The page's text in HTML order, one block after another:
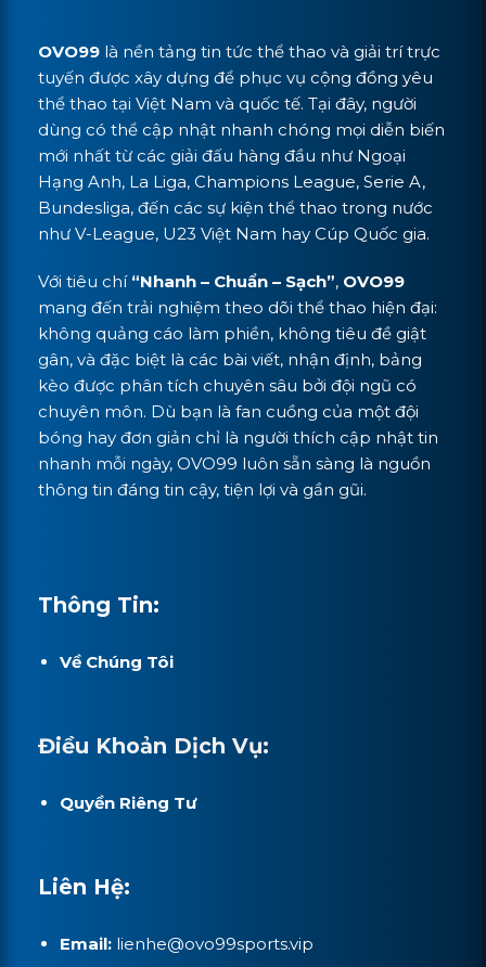
OVO99 là nền tảng tin tức thể thao và giải trí trực
tuyến được xây dựng để phục vụ cộng đồng yêu
thể thao tại Việt Nam và quốc tế. Tại đây, người
dùng có thể cập nhật nhanh chóng mọi diễn biến
mới nhất từ các giải đấu hàng đầu như Ngoại
Hạng Anh, La Liga, Champions League, Serie A,
Bundesliga, đến các sự kiện thể thao trong nước
như V-League, U23 Việt Nam hay Cúp Quốc gia.
Với tiêu chí “Nhanh – Chuẩn – Sạch”, OVO99
mang đến trải nghiệm theo dõi thể thao hiện đại:
không quảng cáo làm phiền, không tiêu đề giật
gân, và đặc biệt là các bài viết, nhận định, bảng
kèo được phân tích chuyên sâu bởi đội ngũ có
chuyên môn. Dù bạn là fan cuồng của một đội
bóng hay đơn giản chỉ là người thích cập nhật tin
nhanh mỗi ngày, OVO99 luôn sẵn sàng là nguồn
thông tin đáng tin cậy, tiện lợi và gần gũi.
Thông Tin:
Về Chúng Tôi
Điều Khoản Dịch Vụ:
Quyền Riêng Tư
Liên Hệ:
Email: lienhe@ovo99sports.vip